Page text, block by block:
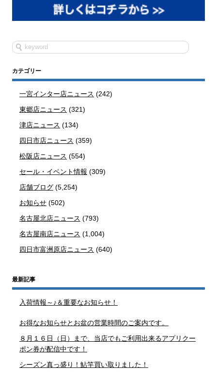
カテゴリー
一宮インター店ニュース (242)
東郷店ニュース (321)
津店ニュース (134)
四日市店ニュース (359)
松阪店ニュース (554)
セール・イベント情報 (309)
店舗ブログ (5,254)
お知らせ (502)
名古屋北店ニュース (793)
名古屋南店ニュース (1,004)
四日市富洲原店ニュース (640)
最新記事
入荷情報～♪＆重要なお知らせ！
お得なお知らせとお盆の営業時間のご案内です。
８月１６日（日）まで、当店でもご利用出来るアプリクー
ポン券が配信中です！
シーズン真っ盛り！鮎竿買い取りました！